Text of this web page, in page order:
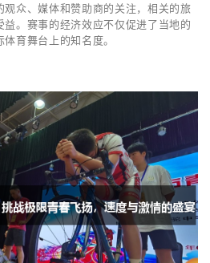
众、媒体和赞助商的关注，相关的旅
。赛事的经济效应不仅促进了当地的
育舞台上的知名度。